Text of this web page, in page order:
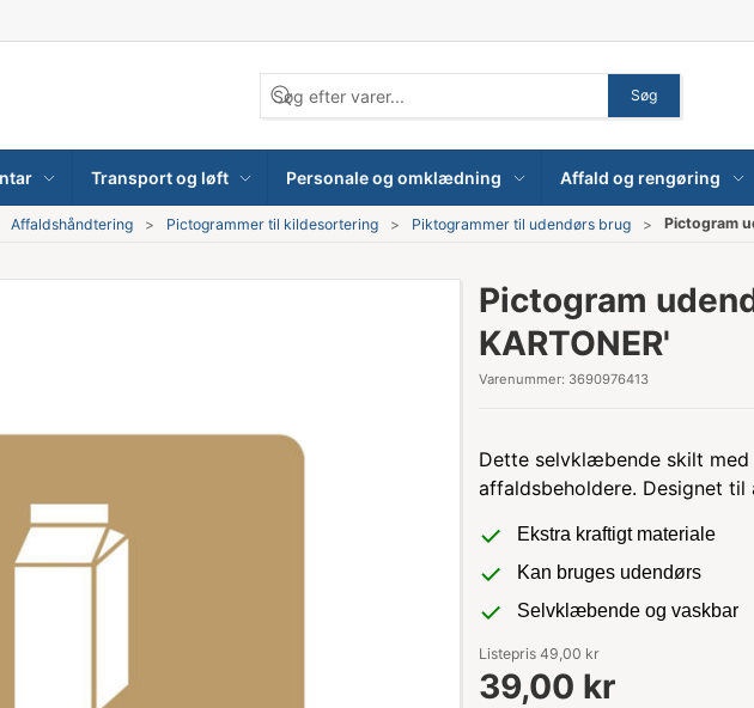
Søg
Transport og løft Personale og omklædning Affald og rengøring
Affaldshåndtering Pictogrammer til kildesortering Piktogrammer til udendørs brug Pictogram
Pictogram
KARTONER'
Varenummer: 3690976413
Dette selvklæbende skilt
affaldsbeholdere. Designet
Ekstra kraftigt materiale
Kan bruges udendørs
Selvklæbende og vaskbar
Listepris 49,00 kr
39,00 kr